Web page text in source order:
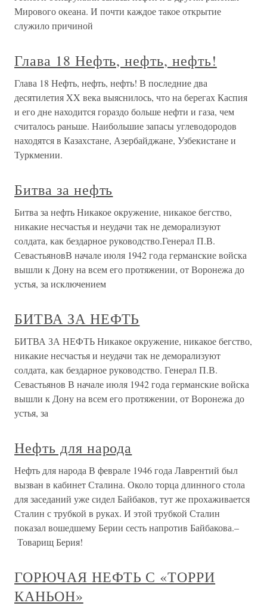
Мирового океана. И почти каждое такое открытие
служило причиной
Глава 18 Нефть, нефть, нефть!
Глава 18 Нефть, нефть, нефть! В последние два
десятилетия XX века выяснилось, что на берегах Каспия
и его дне находится гораздо больше нефти и газа, чем
считалось раньше. Наибольшие запасы углеводородов
находятся в Казахстане, Азербайджане, Узбекистане и
Туркмении.
Битва за нефть
Битва за нефть Никакое окружение, никакое бегство,
никакие несчастья и неудачи так не деморализуют
солдата, как бездарное руководство.Генерал П.В.
СевастьяновВ начале июля 1942 года германские войска
вышли к Дону на всем его протяжении, от Воронежа до
устья, за исключением
БИТВА ЗА НЕФТЬ
БИТВА ЗА НЕФТЬ Никакое окружение, никакое бегство,
никакие несчастья и неудачи так не деморализуют
солдата, как бездарное руководство. Генерал П.В.
Севастьянов В начале июля 1942 года германские войска
вышли к Дону на всем его протяжении, от Воронежа до
устья, за
Нефть для народа
Нефть для народа В феврале 1946 года Лаврентий был
вызван в кабинет Сталина. Около торца длинного стола
для заседаний уже сидел Байбаков, тут же прохаживается
Сталин с трубкой в руках. И этой трубкой Сталин
показал вошедшему Берии сесть напротив Байбакова.–
Товарищ Берия!
ГОРЮЧАЯ НЕФТЬ С «ТОРРИ
КАНЬОН»